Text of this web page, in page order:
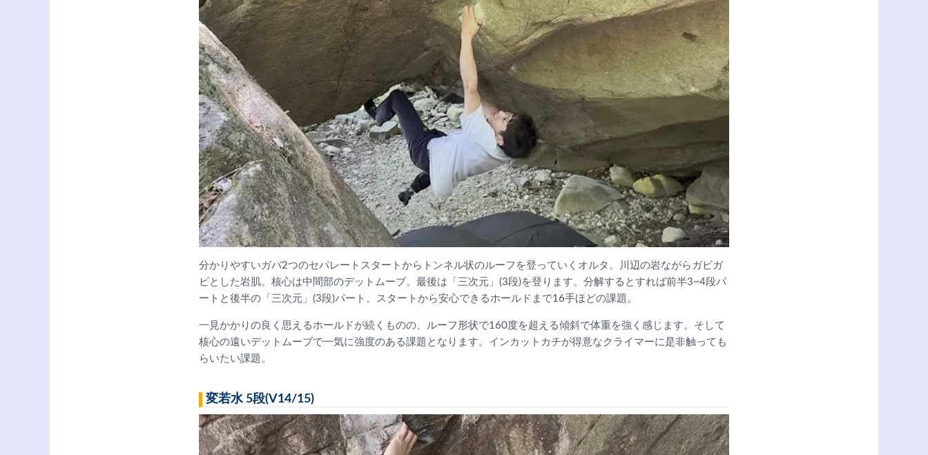
分かりやすいガバ2つのセパレートスタートからトンネル状のルーフを登っていくオルタ。川辺の岩ながらガビガ
ビとした岩肌。核心は中間部のデットムーブ。最後は「三次元」(3段)を登ります。分解するとすれば前半3~4段パ
ートと後半の「三次元」(3段)パート。スタートから安心できるホールドまで16手ほどの課題。
一見かかりの良く思えるホールドが続くものの、ルーフ形状で160度を超える傾斜で体重を強く感じます。そして
核心の遠いデットムーブで一気に強度のある課題となります。インカットカチが得意なクライマーに是非触っても
らいたい課題。
変若水 5段(V14/15)